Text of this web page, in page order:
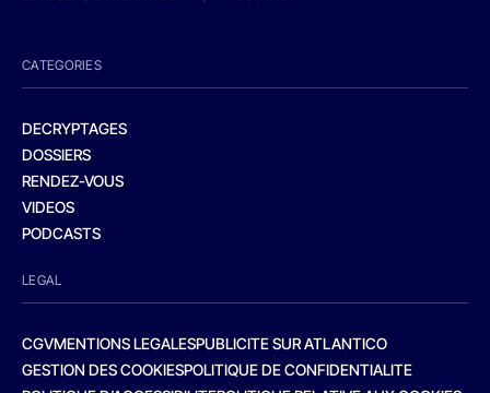
CATEGORIES
DECRYPTAGES
DOSSIERS
RENDEZ-VOUS
VIDEOS
PODCASTS
LEGAL
CGVMENTIONS LEGALESPUBLICITE SUR ATLANTICO
GESTION DES COOKIESPOLITIQUE DE CONFIDENTIALITE